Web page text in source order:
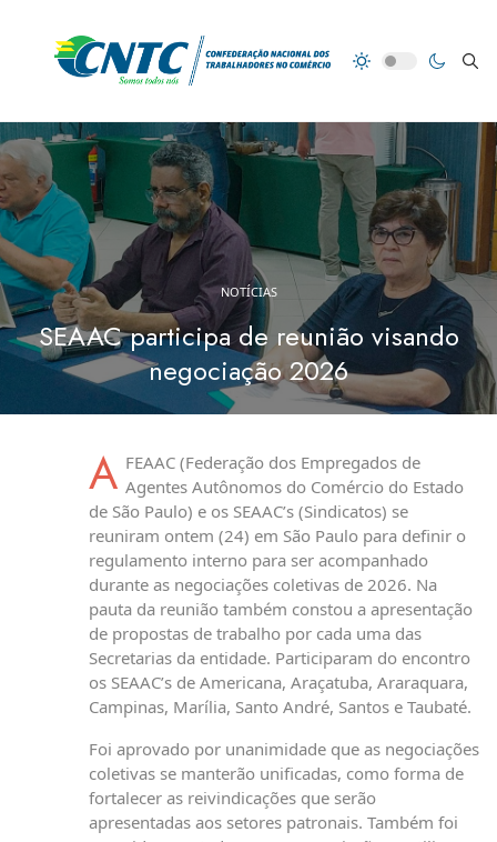
NOTÍCIAS
SEAAC participa de reunião visando
negociação 2026
A FEAAC (Federação dos Empregados de
Agentes Autônomos do Comércio do Estado
de São Paulo) e os SEAAC’s (Sindicatos) se
reuniram ontem (24) em São Paulo para definir o
regulamento interno para ser acompanhado
durante as negociações coletivas de 2026. Na
pauta da reunião também constou a apresentação
de propostas de trabalho por cada uma das
Secretarias da entidade. Participaram do encontro
os SEAAC’s de Americana, Araçatuba, Araraquara,
Campinas, Marília, Santo André, Santos e Taubaté.
Foi aprovado por unanimidade que as negociações
coletivas se manterão unificadas, como forma de
fortalecer as reivindicações que serão
apresentadas aos setores patronais. Também foi